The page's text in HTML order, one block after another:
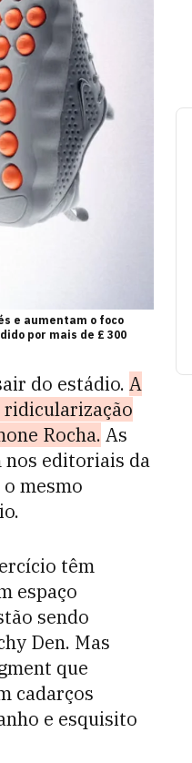
e aumentam o foco
por mais de £ 300
do estádio. A
ridicularização
Rocha. As
nos editoriais da
mesmo
têm
espaço
sendo
Den. Mas
que
cadarços
e esquisito